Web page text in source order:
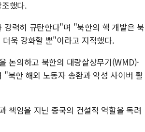
했다.
력히 규탄한다"며 "북한의 핵 개발은 북
욱 강화할 뿐"이라고 지적했다.
논의하고 북한의 대량살상무기(WMD)·
북한 해외 노동자 송환과 악성 사이버 활
책임을 지닌 중국의 건설적 역할을 독려